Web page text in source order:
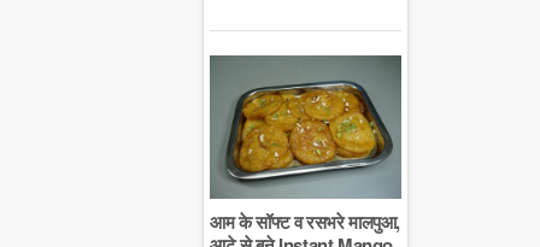
आम के सॉफ्ट व रसभरे मालपुआ,